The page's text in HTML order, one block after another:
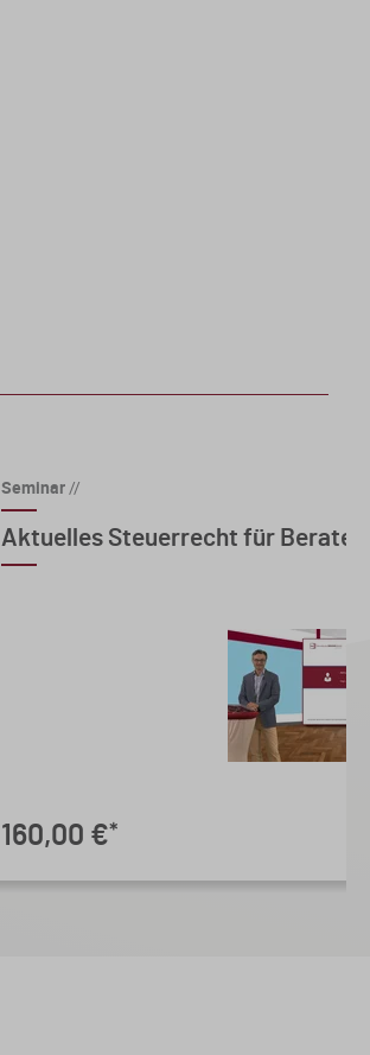
Seminar//
Aktuelles Steuerrecht für Berater
160,00 €*